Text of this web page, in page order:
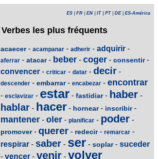
ES FR EN IT PT DE| ES-América
Verbes les plus fréquents
acaecer- acampanar - adherir - adquirir -
aferrar - atacar- beber - coger - consentir-
convencer - criticar - datar - decir -
descender - embarrar- encabezar - encontrar
- esclavizar - estar - fastidiar- haber -
hablar - hacer - hornear- inscribir-
mantener - oler - planificar - poder -
promover- querer - redecir- remarcar -
respirar - saber - ser - soplar- suceder
- vencer - venir - volver